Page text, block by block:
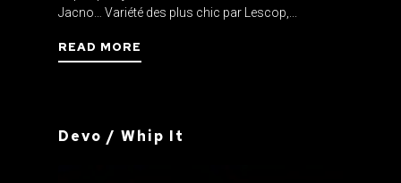
Jacno… Variété des plus chic par Lescop,...
READ MORE
Devo / Whip It